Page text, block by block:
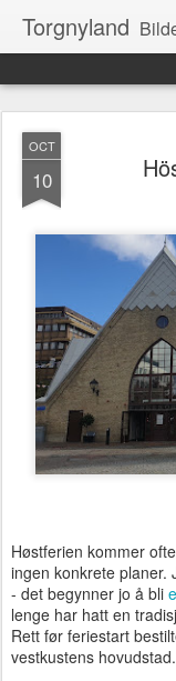
Torgnyland
OCT
10
Høstferien kommer
ingen konkrete planer.
- det begynner jo å bli
lenge har hatt en
Rett før feriestart
vestkustens hovudstad.